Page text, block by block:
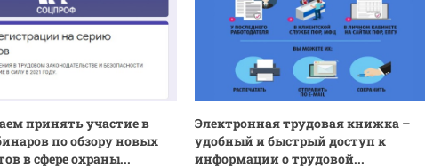
принять участие в
по обзору новых
в сфере охраны...
Электронная трудовая книжка –
удобный и быстрый доступ к
информации о трудовой...